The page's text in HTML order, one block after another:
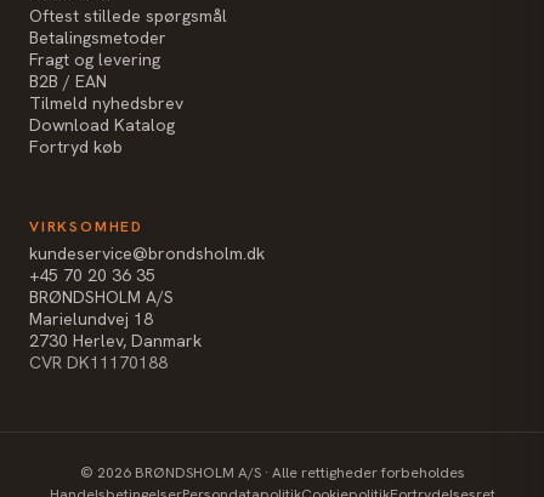
Oftest stillede spørgsmål
Betalingsmetoder
Fragt og levering
B2B / EAN
Tilmeld nyhedsbrev
Download Katalog
Fortryd køb
VIRKSOMHED
kundeservice@brondsholm.dk
+45 70 20 36 35
BRØNDSHOLM A/S
Marielundvej 18
2730 Herlev, Danmark
CVR DK11170188
© 2026BRØNDSHOLM A/S · Alle rettigheder forbeholdes